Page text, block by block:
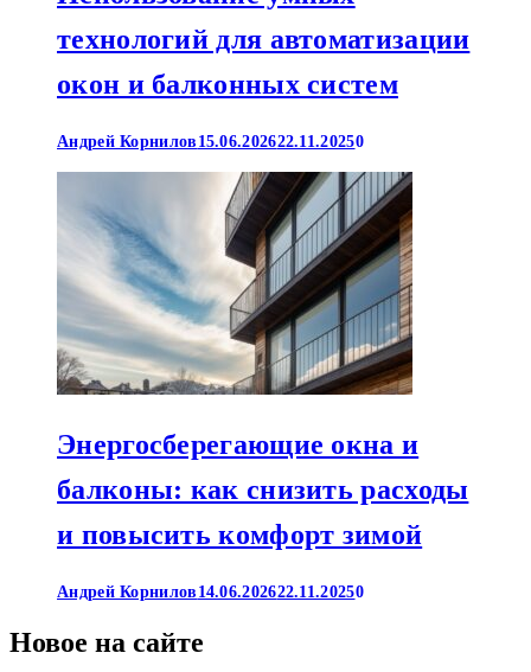
технологий для автоматизации
окон и балконных систем
Андрей Корнилов 15.06.202622.11.20250
Энергосберегающие окна и
балконы: как снизить расходы
и повысить комфорт зимой
Андрей Корнилов 14.06.202622.11.20250
Новое на сайте